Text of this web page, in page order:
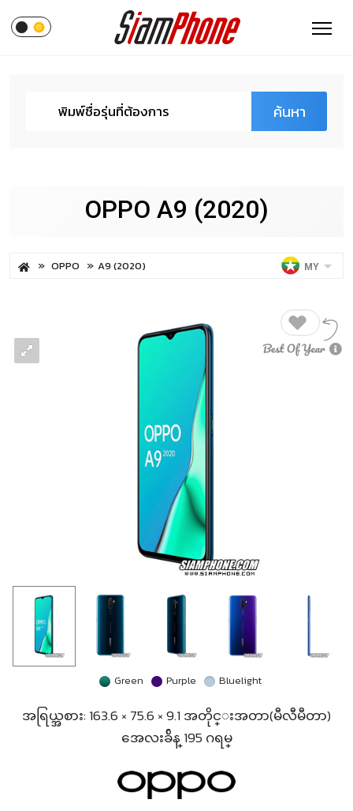
ค้นหา
OPPO A9 (2020)
OPPO A9 (2020) MY
Green Purple Bluelight
အရြယ္အစား: 163.6 × 75.6 × 9.1 အတိုင္းအတာ(မီလီမီတာ)
အေလးခ်ိန္ 195 ဂရမ္